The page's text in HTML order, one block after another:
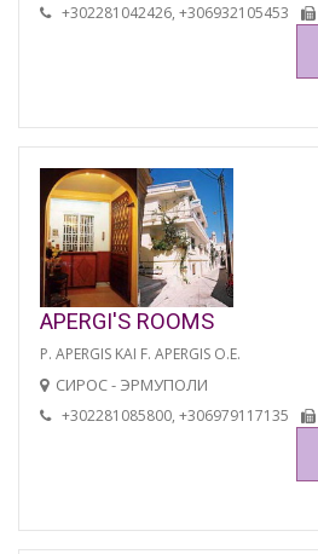
+302281042426, +306932105453
APERGI'S ROOMS
P. APERGIS KAI F. APERGIS O.E.
СИРОС - ЭРМУПОЛИ
+302281085800, +306979117135